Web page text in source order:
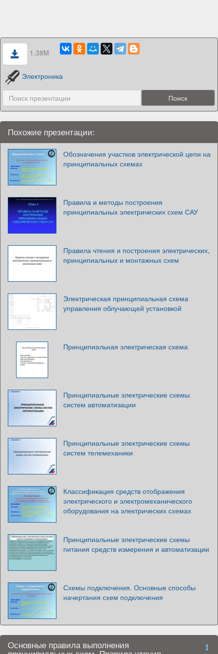
1.38M
Электроника
Похожие презентации:
Обозначения участков электрической цепи на
принципиальных схемах
Правила и методы построения
принципиальных электрических схем САУ
Правила чтения и построения электрических,
принципиальных и монтажных схем
Электрическая принципиальная схема
управления облучающей установкой
Принципиальная электрическая схема
Принципиальные электрические схемы
систем автоматизации
Принципиальные электрические схемы
систем телемеханики
Классификация средств отображения
электрического и электромеханического
оборудования на электрических схемах
Принципиальные электрические схемы
питания средств измерения и автоматизации
Схемы подключения. Основные способы
начертания схем подключения
Основные правила выполнения